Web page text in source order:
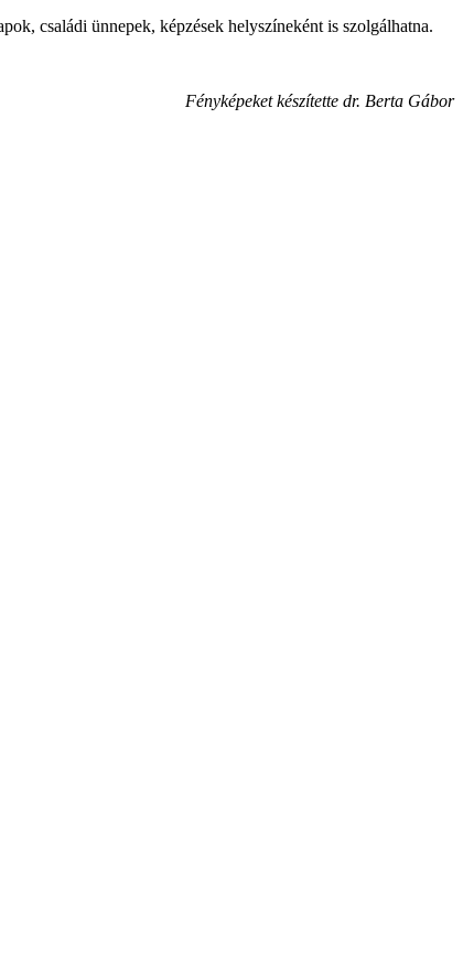
családi ünnepek, képzések helyszíneként is szolgálhatna.
Fényképeket készítette dr. Berta Gábor